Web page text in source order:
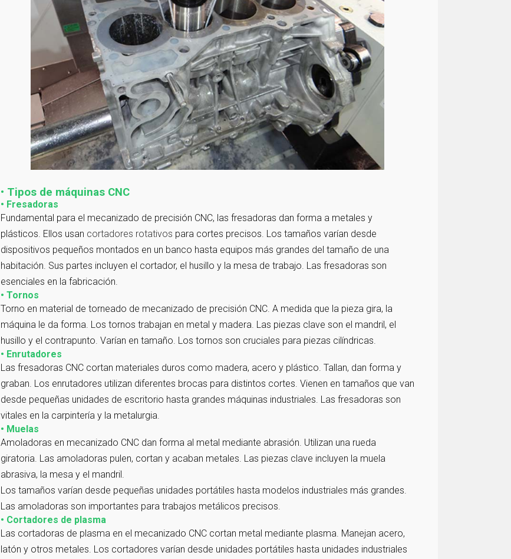
• Tipos de máquinas CNC
• Fresadoras
Fundamental para el mecanizado de precisión CNC, las fresadoras dan forma a metales y
plásticos. Ellos usan cortadores rotativos para cortes precisos. Los tamaños varían desde
dispositivos pequeños montados en un banco hasta equipos más grandes del tamaño de una
habitación. Sus partes incluyen el cortador, el husillo y la mesa de trabajo. Las fresadoras son
esenciales en la fabricación.
• Tornos
Torno en material de torneado de mecanizado de precisión CNC. A medida que la pieza gira, la
máquina le da forma. Los tornos trabajan en metal y madera. Las piezas clave son el mandril, el
husillo y el contrapunto. Varían en tamaño. Los tornos son cruciales para piezas cilíndricas.
• Enrutadores
Las fresadoras CNC cortan materiales duros como madera, acero y plástico. Tallan, dan forma y
graban. Los enrutadores utilizan diferentes brocas para distintos cortes. Vienen en tamaños que van
desde pequeñas unidades de escritorio hasta grandes máquinas industriales. Las fresadoras son
vitales en la carpintería y la metalurgia.
• Muelas
Amoladoras en mecanizado CNC dan forma al metal mediante abrasión. Utilizan una rueda
giratoria. Las amoladoras pulen, cortan y acaban metales. Las piezas clave incluyen la muela
abrasiva, la mesa y el mandril.
Los tamaños varían desde pequeñas unidades portátiles hasta modelos industriales más grandes.
Las amoladoras son importantes para trabajos metálicos precisos.
• Cortadores de plasma
Las cortadoras de plasma en el mecanizado CNC cortan metal mediante plasma. Manejan acero,
latón y otros metales. Los cortadores varían desde unidades portátiles hasta unidades industriales